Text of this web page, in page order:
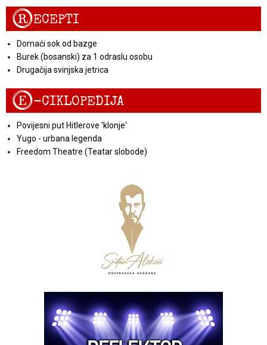
RECEPTI
Domaći sok od bazge
Burek (bosanski) za 1 odraslu osobu
Drugačija svinjska jetrica
E-CIKLOPEDIJA
Povijesni put Hitlerove 'klonje'
Yugo - urbana legenda
Freedom Theatre (Teatar slobode)